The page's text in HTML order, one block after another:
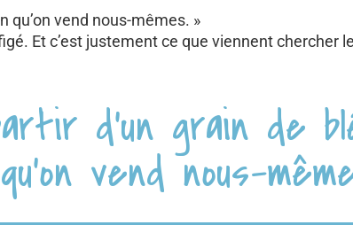
qu’on vend nous-mêmes. »
Et c’est justement ce que viennent chercher
d’un grain de
vend nous-